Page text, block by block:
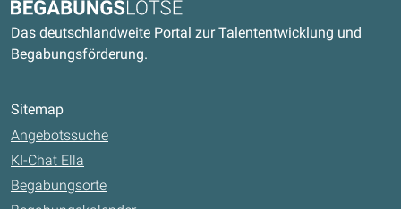
Begabungslotse
Das deutschlandweite Portal zur Talententwicklung und
Begabungsförderung.
Sitemap
Angebotssuche
KI-Chat Ella
Begabungsorte